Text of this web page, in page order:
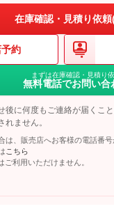
在庫確認・見積り依頼
約
まずは在庫確認・見積り
無料電話でお問い合
後に何度もご連絡が届くこ
れません。
は、販売店へお客様の電話番
こちら
ご利用いただけません。